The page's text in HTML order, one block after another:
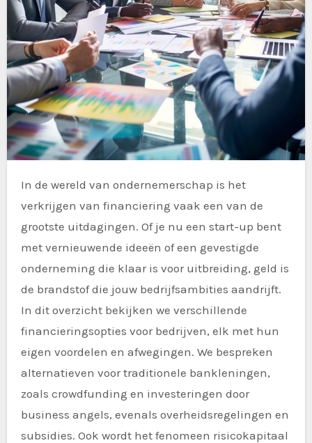
In de wereld van ondernemerschap is het
verkrijgen van financiering vaak een van de
grootste uitdagingen. Of je nu een start-up bent
met vernieuwende ideeën of een gevestigde
onderneming die klaar is voor uitbreiding, geld is
de brandstof die jouw bedrijfsambities aandrijft.
In dit overzicht bekijken we verschillende
financieringsopties voor bedrijven, elk met hun
eigen voordelen en afwegingen. We bespreken
alternatieven voor traditionele bankleningen,
zoals crowdfunding en investeringen door
business angels, evenals overheidsregelingen en
subsidies. Ook wordt het fenomeen risicokapitaal